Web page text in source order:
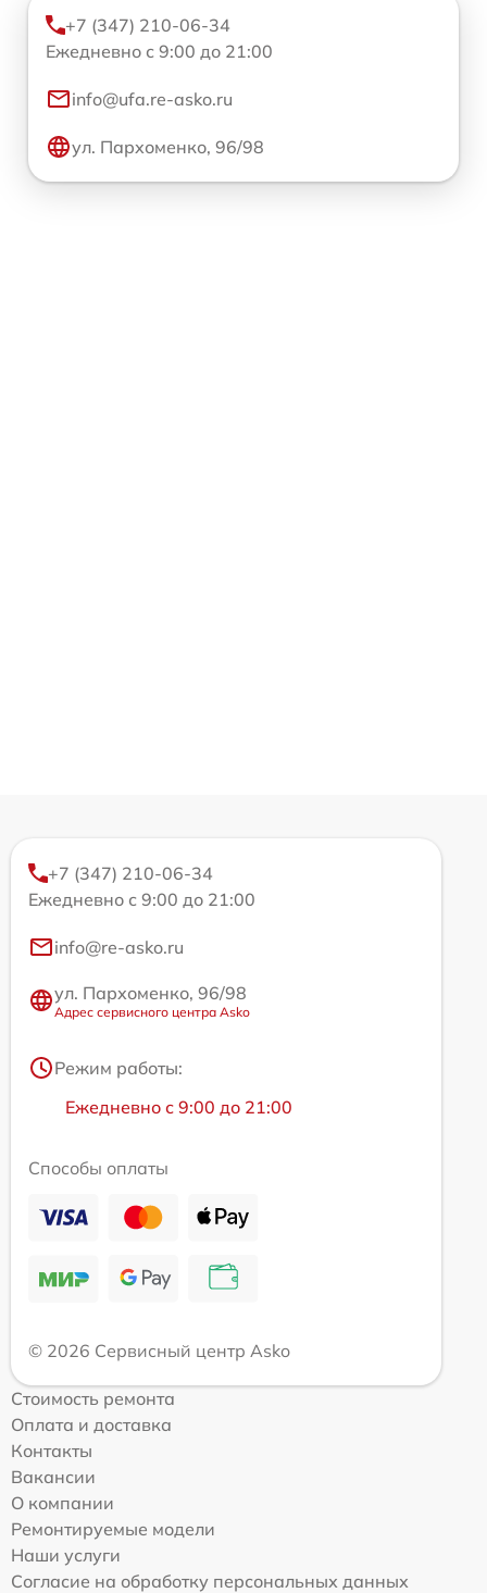
+7 (347) 210-06-34
Ежедневно с 9:00 до 21:00
info@ufa.re-asko.ru
ул. Пархоменко, 96/98
+7 (347) 210-06-34
Ежедневно с 9:00 до 21:00
info@re-asko.ru
ул. Пархоменко, 96/98
Адрес сервисного центра Asko
Режим работы:
Ежедневно с 9:00 до 21:00
Способы оплаты
© 2026 Сервисный центр Asko
Стоимость ремонта
Оплата и доставка
Контакты
Вакансии
О компании
Ремонтируемые модели
Наши услуги
Согласие на обработку персональных данных